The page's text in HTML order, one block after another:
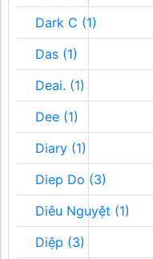
Dark C (1)
Das (1)
Deai. (1)
Dee (1)
Diary (1)
Diep Do (3)
Diêu Nguyệt (1)
Diệp (3)